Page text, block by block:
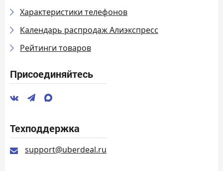
Характеристики телефонов
Календарь распродаж Алиэкспресс
Рейтинги товаров
Присоединяйтесь
Техподдержка
support@uberdeal.ru